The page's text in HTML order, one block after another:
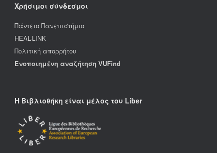
Χρήσιμοι σύνδεσμοι
Πάντειο Πανεπιστήμιο
HEAL-LINK
Πολιτική απορρήτου
Ενοποιημένη αναζήτηση VUFind
Η Βιβλιοθήκη είναι μέλος του Liber